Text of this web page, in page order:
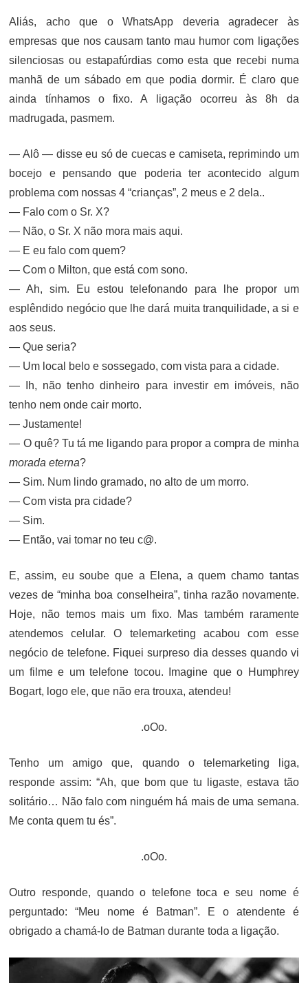
Aliás, acho que o WhatsApp deveria agradecer às
empresas que nos causam tanto mau humor com ligações
silenciosas ou estapafúrdias como esta que recebi numa
manhã de um sábado em que podia dormir. É claro que
ainda tínhamos o fixo. A ligação ocorreu às 8h da
madrugada, pasmem.
— Alô — disse eu só de cuecas e camiseta, reprimindo um
bocejo e pensando que poderia ter acontecido algum
problema com nossas 4 “crianças”, 2 meus e 2 dela..
— Falo com o Sr. X?
— Não, o Sr. X não mora mais aqui.
— E eu falo com quem?
— Com o Milton, que está com sono.
— Ah, sim. Eu estou telefonando para lhe propor um
esplêndido negócio que lhe dará muita tranquilidade, a si e
aos seus.
— Que seria?
— Um local belo e sossegado, com vista para a cidade.
— Ih, não tenho dinheiro para investir em imóveis, não
tenho nem onde cair morto.
— Justamente!
— O quê? Tu tá me ligando para propor a compra de minha
morada eterna?
— Sim. Num lindo gramado, no alto de um morro.
— Com vista pra cidade?
— Sim.
— Então, vai tomar no teu c@.
E, assim, eu soube que a Elena, a quem chamo tantas
vezes de “minha boa conselheira”, tinha razão novamente.
Hoje, não temos mais um fixo. Mas também raramente
atendemos celular. O telemarketing acabou com esse
negócio de telefone. Fiquei surpreso dia desses quando vi
um filme e um telefone tocou. Imagine que o Humphrey
Bogart, logo ele, que não era trouxa, atendeu!
.oOo.
Tenho um amigo que, quando o telemarketing liga,
responde assim: “Ah, que bom que tu ligaste, estava tão
solitário… Não falo com ninguém há mais de uma semana.
Me conta quem tu és”.
.oOo.
Outro responde, quando o telefone toca e seu nome é
perguntado: “Meu nome é Batman”. E o atendente é
obrigado a chamá-lo de Batman durante toda a ligação.